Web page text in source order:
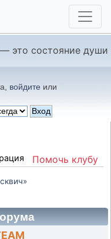
это состояние души
войдите или
Помочь клубу